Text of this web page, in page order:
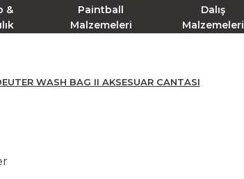
&
Paintball
Malzemeleri
Dalış
Malzemeleri
WASH BAG II AKSESUAR CANTASI